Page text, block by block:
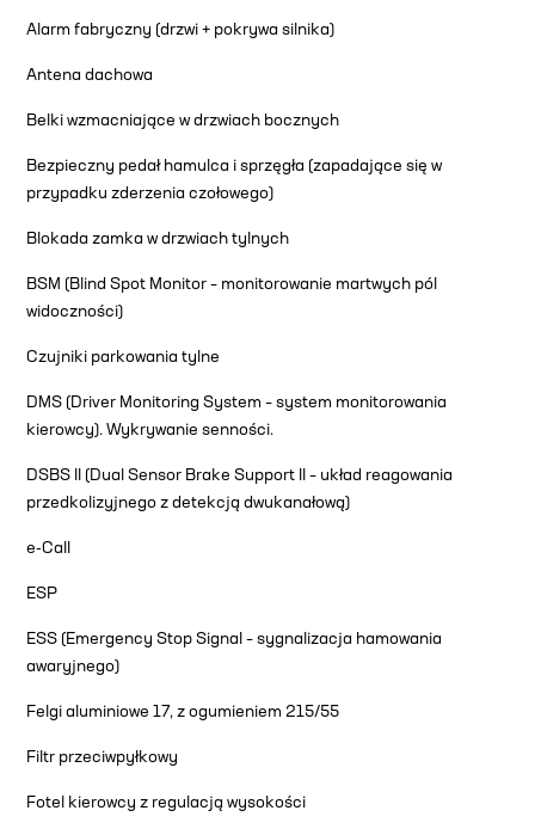
Alarm fabryczny (drzwi + pokrywa silnika)
Antena dachowa
Belki wzmacniające w drzwiach bocznych
Bezpieczny pedał hamulca i sprzęgła (zapadające się w
przypadku zderzenia czołowego)
Blokada zamka w drzwiach tylnych
BSM (Blind Spot Monitor – monitorowanie martwych pól
widoczności)
Czujniki parkowania tylne
DMS (Driver Monitoring System – system monitorowania
kierowcy). Wykrywanie senności.
DSBS II (Dual Sensor Brake Support II – układ reagowania
przedkolizyjnego z detekcją dwukanałową)
e-Call
ESP
ESS (Emergency Stop Signal – sygnalizacja hamowania
awaryjnego)
Felgi aluminiowe 17, z ogumieniem 215/55
Filtr przeciwpyłkowy
Fotel kierowcy z regulacją wysokości